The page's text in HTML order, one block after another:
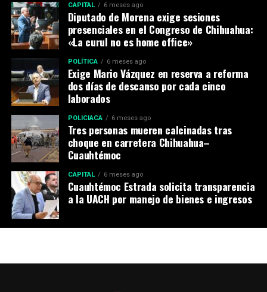
CAPITAL 6 meses ago
Diputado de Morena exige sesiones
presenciales en el Congreso de Chihuahua:
«La curul no es home office»
POLÍTICA 6 meses ago
Exige Mario Vázquez en reserva a reforma
dos días de descanso por cada cinco
laborados
POLICIACA 6 meses ago
Tres personas mueren calcinadas tras
choque en carretera Chihuahua–
Cuauhtémoc
CAPITAL 6 meses ago
Cuauhtémoc Estrada solicita transparencia
a la UACH por manejo de bienes e ingresos